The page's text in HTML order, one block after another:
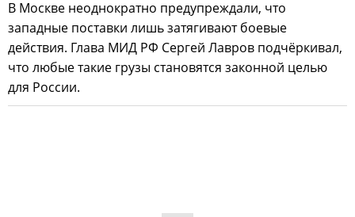
В Москве неоднократно предупреждали, что
западные поставки лишь затягивают боевые
действия. Глава МИД РФ Сергей Лавров подчёркивал,
что любые такие грузы становятся законной целью
для России.